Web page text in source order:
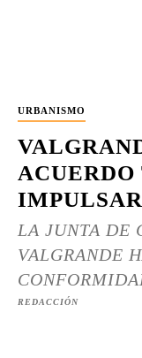
URBANISMO
LA JUNTA DE
VALGRANDE
REDACCIÓN